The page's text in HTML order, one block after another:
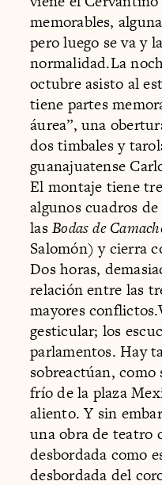
memorables,
pero luego se va y
normalidad.La
octubre asisto al
tiene partes
áurea”, una
dos timbales y
guanajuatense
El montaje tiene
algunos cuadros de
lasBodas de
Salomón) y cierra
Dos horas,
relación entre las
mayores
gesticular; los
parlamentos. Hay
sobreactúan,
frío de la plaza
aliento. Y sin
una obra de teatro
desbordada como
desbordada del